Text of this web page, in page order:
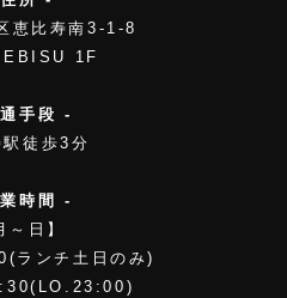
恵比寿南3-1-8
EBISU 1F
手段 -
徒歩3分
時間 -
～日】
ランチ土日のみ)